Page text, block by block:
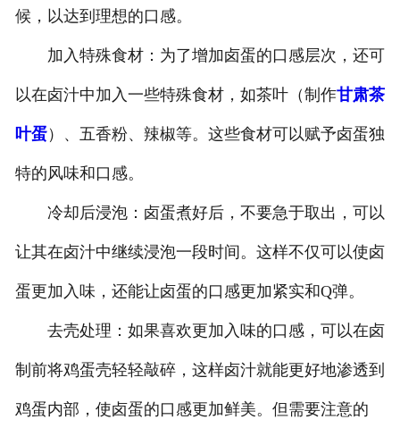
候，以达到理想的口感。
加入特殊食材：为了增加卤蛋的口感层次，还可
以在卤汁中加入一些特殊食材，如茶叶（制作甘肃茶
叶蛋）、五香粉、辣椒等。这些食材可以赋予卤蛋独
特的风味和口感。
冷却后浸泡：卤蛋煮好后，不要急于取出，可以
让其在卤汁中继续浸泡一段时间。这样不仅可以使卤
蛋更加入味，还能让卤蛋的口感更加紧实和Q弹。
去壳处理：如果喜欢更加入味的口感，可以在卤
制前将鸡蛋壳轻轻敲碎，这样卤汁就能更好地渗透到
鸡蛋内部，使卤蛋的口感更加鲜美。但需要注意的